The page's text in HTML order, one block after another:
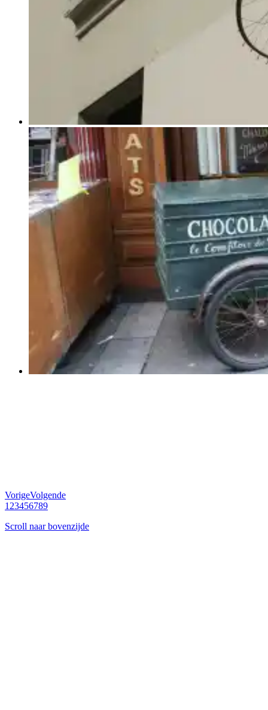
VorigeVolgende
1 23456789
Scroll naar bovenzijde